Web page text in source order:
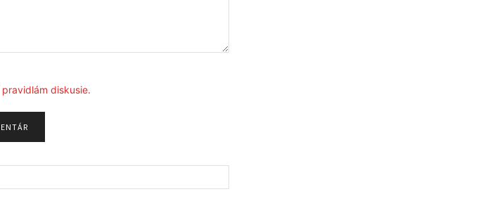
pravidlám diskusie.